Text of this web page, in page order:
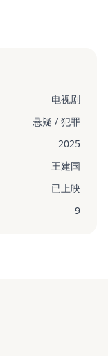
电视剧
悬疑 / 犯罪
2025
王建国
已上映
9